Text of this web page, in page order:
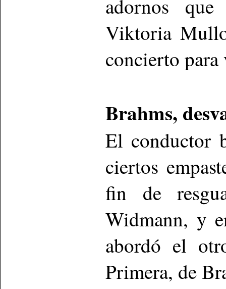
adornos
Viktoria
concierto
Brahms,
El conductor
ciertos
fin de
Widmann, y
abordó el
Primera, de